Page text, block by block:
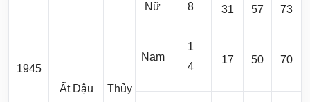
Nữ 8 31 57 73
1945
Ất Dậu Thủy
Nam
1
4
17 50 70